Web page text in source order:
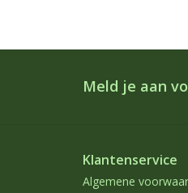
Meld je aan
Klantenservice
Algemene